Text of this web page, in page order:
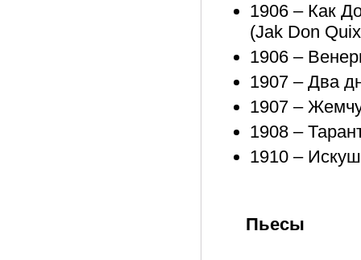
1906 – Как
(Jak Don
1906 –
1907 – Два
1907 –
1908 –
1910 –
Пьесы